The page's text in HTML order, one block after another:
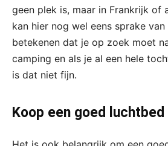
geen plek is, maar in Frankrijk of
kan hier nog wel eens sprake
betekenen dat je op zoek moet
camping en als je al een hele
is dat niet fijn.
Koop een goed luchtbed